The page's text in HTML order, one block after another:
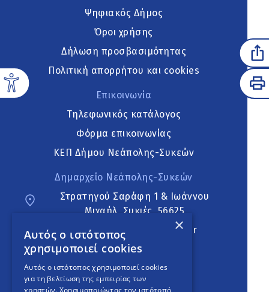
Ψηφιακός Δήμος
Όροι χρήσης
Δήλωση προσβασιμότητας
Πολιτική απορρήτου και cookies
Επικοινωνία
Τηλεφωνικός κατάλογος
Φόρμα επικοινωνίας
ΚΕΠ Δήμου Νεάπολης-Συκεών
Δημαρχείο Νεάπολης-Συκεών
Στρατηγού Σαράφη 1 & Ιωάννου
Μιχαήλ, Συκιές, 56625
neapoli.sykies@ddt.gov.gr
Ακολουθήστε
×
Αυτός ο ιστότοπος
χρησιμοποιεί cookies
Αυτός ο ιστότοπος χρησιμοποιεί cookies
για τη βελτίωση της εμπειρίας των
χρηστών. Χρησιμοποιώντας τον ιστότοπό